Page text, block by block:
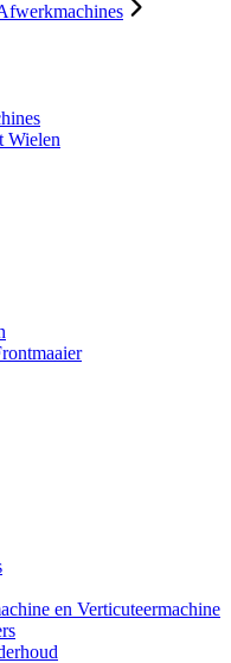
Wielen
en Verticuteermachine